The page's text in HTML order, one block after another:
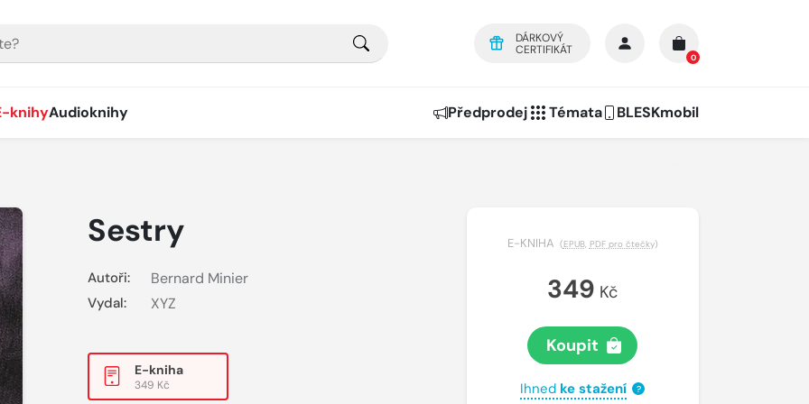
DÁRKOVÝ
CERTIFIKÁT
0
knihyAudioknihy Předprodej Témata BLESKmobil
Sestry
Autoři: Bernard Minier
Vydal: XYZ
E-kniha
349 Kč
E-KNIHA (EPUB, PDF pro čtečky)
349 Kč
Koupit
Ihned ke stažení ?